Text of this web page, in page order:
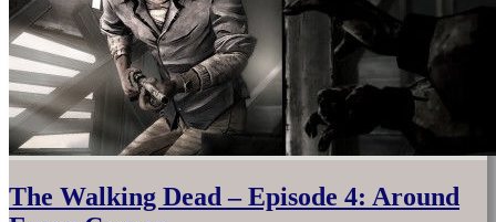
The Walking Dead – Episode 4: Around